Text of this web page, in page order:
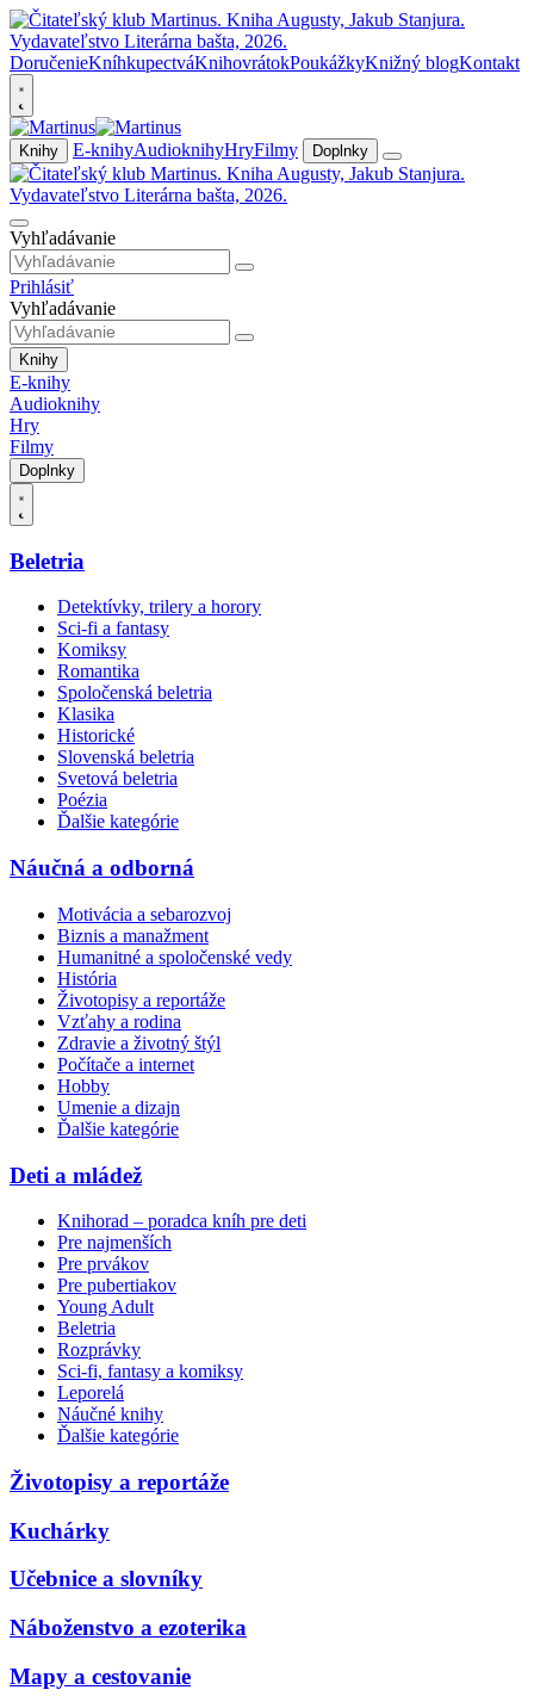
DoručenieKníhkupectváKnihovrátokPoukážkyKnižný blogKontakt
Knihy E-knihyAudioknihyHryFilmy Doplnky
Vyhľadávanie
Prihlásiť
Vyhľadávanie
Knihy
E-knihy
Audioknihy
Hry
Filmy
Doplnky
Beletria
Detektívky, trilery a horory
Sci-fi a fantasy
Komiksy
Romantika
Spoločenská beletria
Klasika
Historické
Slovenská beletria
Svetová beletria
Poézia
Ďalšie kategórie
Náučná a odborná
Motivácia a sebarozvoj
Biznis a manažment
Humanitné a spoločenské vedy
História
Životopisy a reportáže
Vzťahy a rodina
Zdravie a životný štýl
Počítače a internet
Hobby
Umenie a dizajn
Ďalšie kategórie
Deti a mládež
Knihorad – poradca kníh pre deti
Pre najmenších
Pre prvákov
Pre pubertiakov
Young Adult
Beletria
Rozprávky
Sci-fi, fantasy a komiksy
Leporelá
Náučné knihy
Ďalšie kategórie
Životopisy a reportáže
Kuchárky
Učebnice a slovníky
Náboženstvo a ezoterika
Mapy a cestovanie